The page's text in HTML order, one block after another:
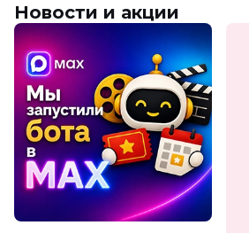
Новости и акции